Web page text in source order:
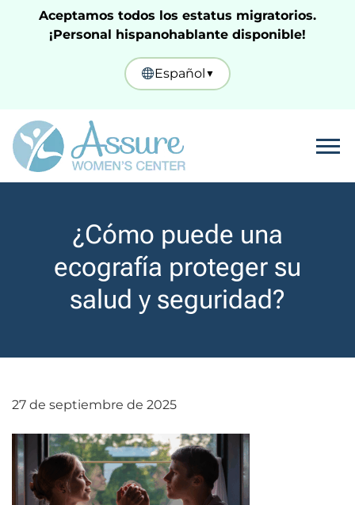
Aceptamos todos los estatus migratorios.
¡Personal hispanohablante disponible!
Español ▼
¿Cómo puede una
ecografía proteger su
salud y seguridad?
27 de septiembre de 2025